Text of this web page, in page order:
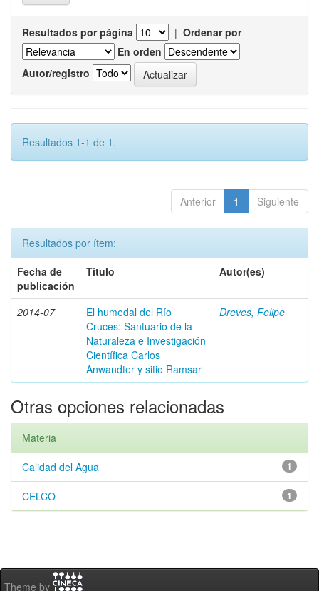
Resultados por página | Ordenar por
En orden
Autor/registro
Resultados 1-1 de 1.
Anterior 1 Siguiente
Resultados por ítem:
Fecha de
publicación
Título Autor(es)
2014-07
El humedal del Río
Cruces: Santuario de la
Naturaleza e Investigación
Científica Carlos
Anwandter y sitio Ramsar
Dreves, Felipe
Otras opciones relacionadas
Materia
1
Calidad del Agua
1
CELCO
Theme by